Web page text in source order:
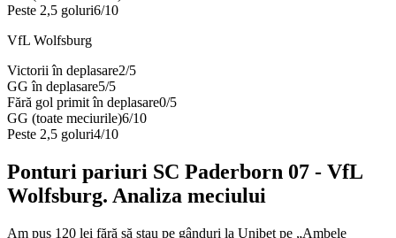
Peste 2,5 goluri6/10
VfL Wolfsburg
Victorii în deplasare2/5
GG în deplasare5/5
Fără gol primit în deplasare0/5
GG (toate meciurile)6/10
Peste 2,5 goluri4/10
Ponturi pariuri SC Paderborn 07 - VfL
Wolfsburg. Analiza meciului
Am pus 120 lei fără să stau pe gânduri la Unibet pe „Ambele